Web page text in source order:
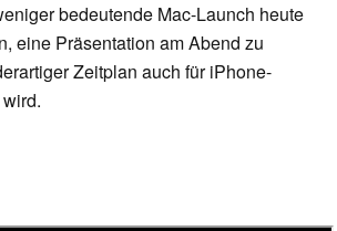
bedeutende Mac-Launch heute
eine Präsentation am Abend zu
Zeitplan auch für iPhone-